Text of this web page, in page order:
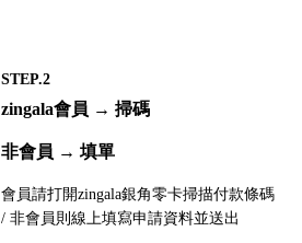
STEP.2
zingala會員 → 掃碼
非會員 → 填單
會員請打開zingala銀角零卡掃描付款條碼
/ 非會員則線上填寫申請資料並送出